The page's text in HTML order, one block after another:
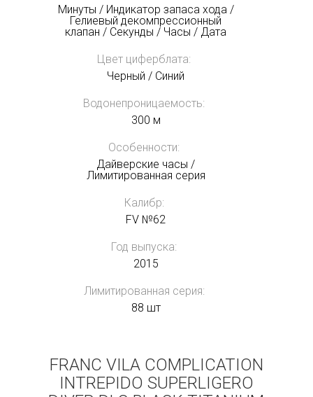
Минуты / Индикатор запаса хода /
Гелиевый декомпрессионный
клапан / Секунды / Часы / Дата
Цвет циферблата:
Черный / Синий
Водонепроницаемость:
300 м
Особенности:
Дайверские часы /
Лимитированная серия
Калибр:
FV №62
Год выпуска:
2015
Лимитированная серия:
88 шт
FRANC VILA COMPLICATION
INTREPIDO SUPERLIGERO